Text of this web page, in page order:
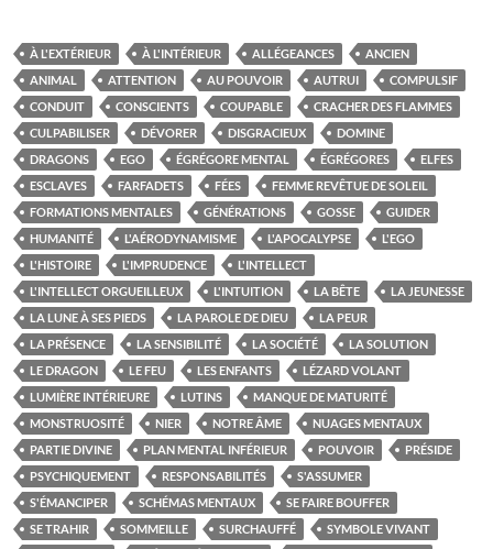
À L'EXTÉRIEUR À L'INTÉRIEUR ALLÉGEANCES
ANCIEN
ANIMAL
ATTENTION AU POUVOIR AUTRUI
COMPULSIF
CONDUIT
CONSCIENTS COUPABLE
CRACHER DES FLAMMES
CULPABILISER
DÉVORER DISGRACIEUX
DOMINE
DRAGONS
EGO ÉGRÉGORE MENTAL ÉGRÉGORES
ELFES
ESCLAVES
FARFADETS FÉES
FEMME REVÊTUE DE SOLEIL
FORMATIONS MENTALES
GÉNÉRATIONS GOSSE
GUIDER
HUMANITÉ
L'AÉRODYNAMISME L'APOCALYPSE
L'EGO
L'HISTOIRE
L'IMPRUDENCE
L'INTELLECT
L'INTELLECT ORGUEILLEUX
L'INTUITION LA BÊTE
LA JEUNESSE
LA LUNE À SES PIEDS
LA PAROLE DE DIEU
LA PEUR
LA PRÉSENCE
LA SENSIBILITÉ LA SOCIÉTÉ
LA SOLUTION
LE DRAGON
LE FEU LES ENFANTS
LÉZARD VOLANT
LUMIÈRE INTÉRIEURE
LUTINS
MANQUE DE MATURITÉ
MONSTRUOSITÉ
NIER NOTRE ÂME
NUAGES MENTAUX
PARTIE DIVINE
PLAN MENTAL INFÉRIEUR POUVOIR
PRÉSIDE
PSYCHIQUEMENT
RESPONSABILITÉS
S'ASSUMER
S'ÉMANCIPER
SCHÉMAS MENTAUX
SE FAIRE BOUFFER
SE TRAHIR
SOMMEILLE SURCHAUFFÉ
SYMBOLE VIVANT